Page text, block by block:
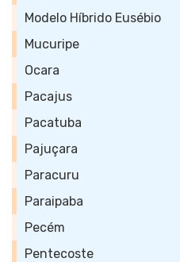
Modelo Híbrido Eusébio
Mucuripe
Ocara
Pacajus
Pacatuba
Pajuçara
Paracuru
Paraipaba
Pecém
Pentecoste